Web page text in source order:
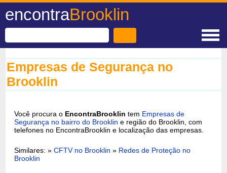
encontraBrooklin
Empresas de Segurança no
Brooklin
Você procura o EncontraBrooklin tem Empresas de
Segurança no bairro do Brooklin e região do Brooklin, com
telefones no EncontraBrooklin e localização das empresas.
Similares: »CFTV no Brooklin » Redes de Proteção no
Brooklin